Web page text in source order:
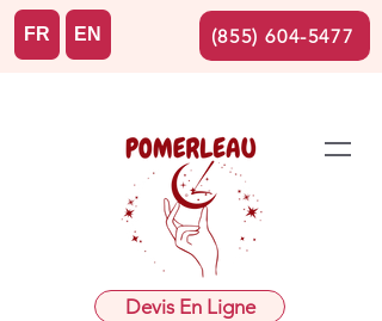
Devis En Ligne
FR EN (855) 604-5477